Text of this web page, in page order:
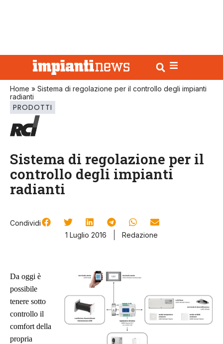
Home » Sistema di regolazione per il controllo degli impianti
radianti
PRODOTTI
Sistema di regolazione per il
controllo degli impianti
radianti
Condividi
1 Luglio 2016
Redazione
Da oggi è
possibile
tenere sotto
controllo il
comfort della
propria